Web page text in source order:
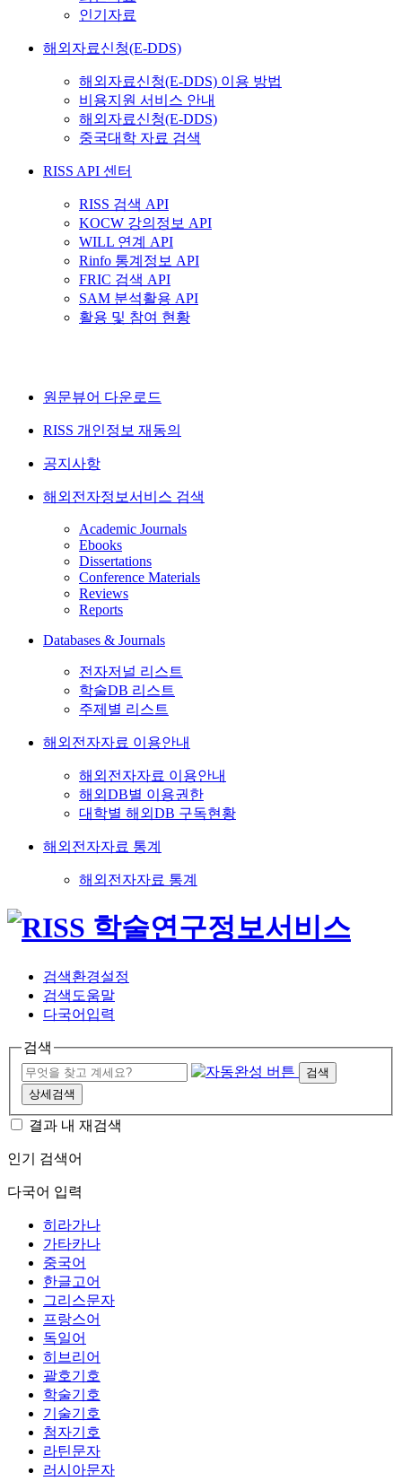
인기자료
해외자료신청(E-DDS)
해외자료신청(E-DDS) 이용 방법
비용지원 서비스 안내
해외자료신청(E-DDS)
중국대학 자료 검색
RISS API 센터
RISS 검색 API
KOCW 강의정보 API
WILL 연계 API
Rinfo 통계정보 API
FRIC 검색 API
SAM 분석활용 API
활용 및 참여 현황
원문뷰어 다운로드
RISS 개인정보 재동의
공지사항
해외전자정보서비스 검색
Academic Journals
Ebooks
Dissertations
Conference Materials
Reviews
Reports
Databases & Journals
전자저널 리스트
학술DB 리스트
주제별 리스트
해외전자자료 이용안내
해외전자자료 이용안내
해외DB별 이용권한
대학별 해외DB 구독현황
해외전자자료 통계
해외전자자료 통계
검색환경설정
검색도움말
다국어입력
검색
검색
상세검색
결과 내 재검색
인기 검색어
다국어 입력
히라가나
가타카나
중국어
한글고어
그리스문자
프랑스어
독일어
히브리어
괄호기호
학술기호
기술기호
첨자기호
라틴문자
러시아문자